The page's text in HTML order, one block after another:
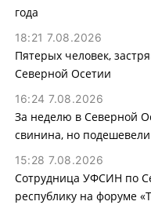
года
18:21 7.08.2026
Пятерых человек,
Северной Осетии
16:24 7.08.2026
За неделю в Северной
свинина, но
15:28 7.08.2026
Сотрудница УФСИН по
республику на форуме